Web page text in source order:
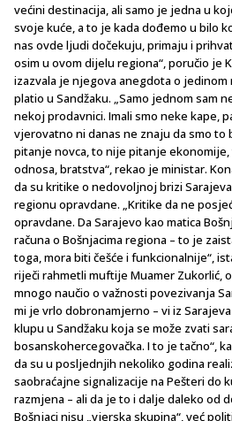
većini destinacija, ali samo je jedna u
svoje kuće, a to je kada dođemo u bilo
nas ovde ljudi dočekuju, primaju i
osim u ovom dijelu regiona“, poručio je
izazvala je njegova anegdota o jedinom
platio u Sandžaku. „Samo jednom sam
nekoj prodavnici. Imali smo neke kape,
vjerovatno ni danas ne znaju da smo to
pitanje novca, to nije pitanje
odnosa, bratstva“, rekao je ministar.
da su kritike o nedovoljnoj brizi
regionu opravdane. „Kritike da ne
opravdane. Da Sarajevo kao matica
računa o Bošnjacima regiona – to je
toga, mora biti češće i funkcionalnije“,
riječi rahmetli muftije Muamer Zukorlić,
mnogo naučio o važnosti povezivanja
mi je vrlo dobronamjerno – vi iz
klupu u Sandžaku koja se može zvati
bosanskohercegovačka. I to je tačno“,
da su u posljednjih nekoliko godina
saobraćajne signalizacije na Pešteri do
razmjena – ali da je to i dalje daleko od
Bošnjaci nisu „vjerska skupina“, već